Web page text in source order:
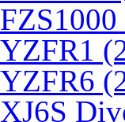
YZFR1
YZFR6
XJ6S